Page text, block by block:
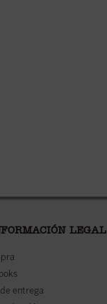
LEGAL
entrega